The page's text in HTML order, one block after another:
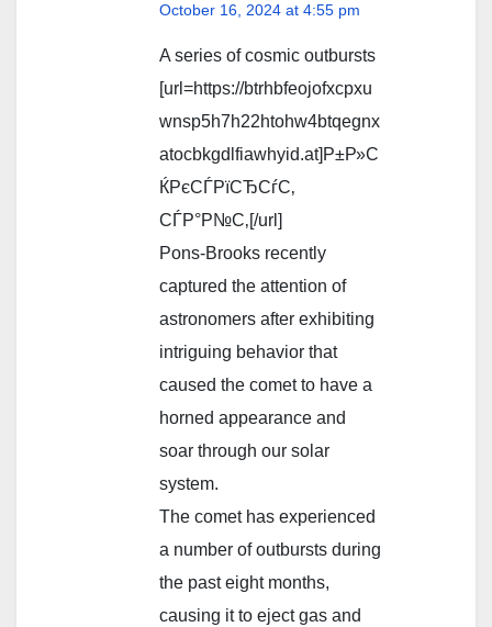
October 16, 2024 at 4:55 pm
A series of cosmic outbursts
[url=https://btrhbfeojofxcpxu
wnsp5h7h22htohw4btqegnx
atocbkgdlfiawhyid.at]Р±Р»С
ЌРєСЃРїСЂСѓС‚
СЃР°Р№С‚[/url]
Pons-Brooks recently
captured the attention of
astronomers after exhibiting
intriguing behavior that
caused the comet to have a
horned appearance and
soar through our solar
system.
The comet has experienced
a number of outbursts during
the past eight months,
causing it to eject gas and